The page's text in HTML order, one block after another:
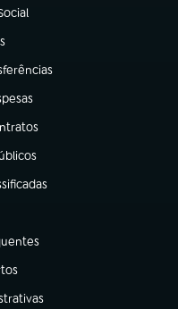
aba)
aba)
nova aba)
aba)